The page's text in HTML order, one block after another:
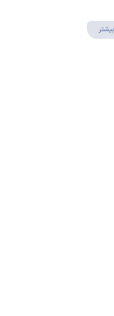
بیشتر درباره ویدئو ویژه